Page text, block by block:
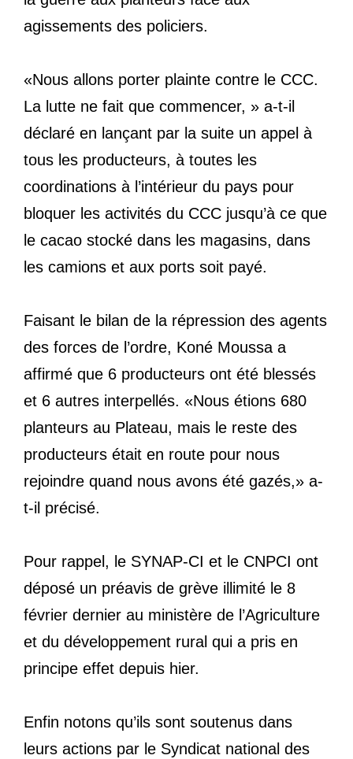
agissements des policiers.
«Nous allons porter plainte contre le CCC.
La lutte ne fait que commencer, » a-t-il
déclaré en lançant par la suite un appel à
tous les producteurs, à toutes les
coordinations à l’intérieur du pays pour
bloquer les activités du CCC jusqu’à ce que
le cacao stocké dans les magasins, dans
les camions et aux ports soit payé.
Faisant le bilan de la répression des agents
des forces de l’ordre, Koné Moussa a
affirmé que 6 producteurs ont été blessés
et 6 autres interpellés. «Nous étions 680
planteurs au Plateau, mais le reste des
producteurs était en route pour nous
rejoindre quand nous avons été gazés,» a-
t-il précisé.
Pour rappel, le SYNAP-CI et le CNPCI ont
déposé un préavis de grève illimité le 8
février dernier au ministère de l’Agriculture
et du développement rural qui a pris en
principe effet depuis hier.
Enfin notons qu’ils sont soutenus dans
leurs actions par le Syndicat national des